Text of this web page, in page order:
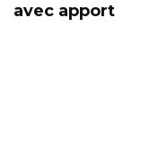
avec apport